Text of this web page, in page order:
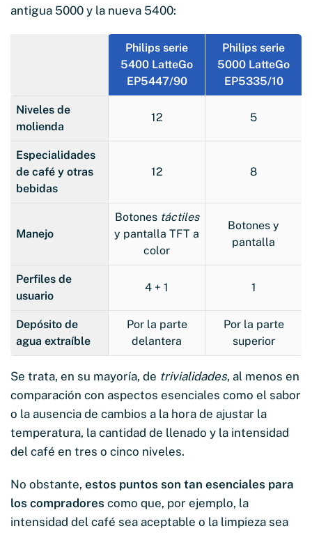
antigua 5000 y la nueva 5400:
Philips serie
5400 LatteGo
EP5447/90
Philips serie
5000 LatteGo
EP5335/10
Niveles de
molienda
12 5
Especialidades
de café y otras
bebidas
12 8
Manejo
Botones táctiles
y pantalla TFT a
color
Botones y
pantalla
Perfiles de
usuario
4 + 1 1
Depósito de
agua extraíble
Por la parte
delantera
Por la parte
superior
Se trata, en su mayoría, de trivialidades, al menos en
comparación con aspectos esenciales como el sabor
o la ausencia de cambios a la hora de ajustar la
temperatura, la cantidad de llenado y la intensidad
del café en tres o cinco niveles.
No obstante, estos puntos son tan esenciales para
los compradores como que, por ejemplo, la
intensidad del café sea aceptable o la limpieza sea